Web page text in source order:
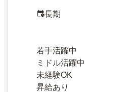
長期
若手活躍中
ミドル活躍中
未経験OK
昇給あり